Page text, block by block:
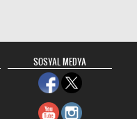
SOSYAL MEDYA